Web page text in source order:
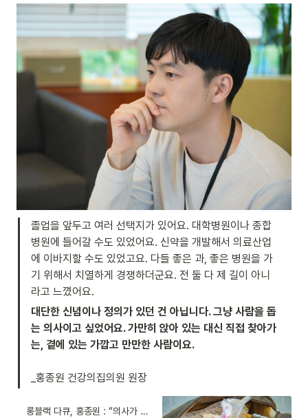
졸업을 앞두고 여러 선택지가 있어요. 대학병원이나 종합
병원에 들어갈 수도 있었어요. 신약을 개발해서 의료산업
에 이바지할 수도 있었고요. 다들 좋은 과, 좋은 병원을 가
기 위해서 치열하게 경쟁하더군요. 전 둘 다 제 길이 아니
라고 느꼈어요.
대단한 신념이나 정의가 있던 건 아닙니다. 그냥 사람을 돕
는 의사이고 싶었어요. 가만히 앉아 있는 대신 직접 찾아가
는, 곁에 있는 가깝고 만만한 사람이요.
_홍종원 건강의집의원 원장
롱블랙 다큐, 홍종원 : “의사가 왜 그러고 살아요?”